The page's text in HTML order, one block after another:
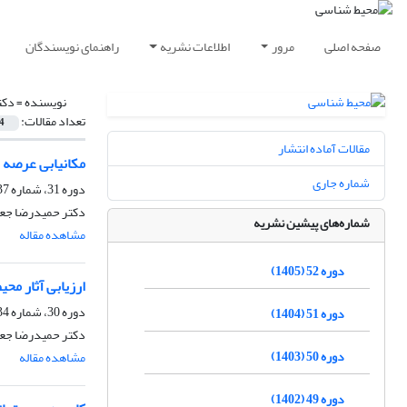
صفحه اصلی مرور اطلاعات نشریه راهنمای نویسندگان
نویسنده =
تعداد مقالات: 4
مکانیابی
دوره 31، شماره 37، بهار 1384
دکتر حمیدرضا
مشاهده مقاله
ارزیابی آثار
دوره 30، شماره 34، تابستان 1383
دکتر حمیدرضا
مشاهده مقاله
مقالات آماده انتشار
شماره جاری
شماره‌های پیشین نشریه
دوره 52 (1405)
دوره 51 (1404)
دوره 50 (1403)
دوره 49 (1402)